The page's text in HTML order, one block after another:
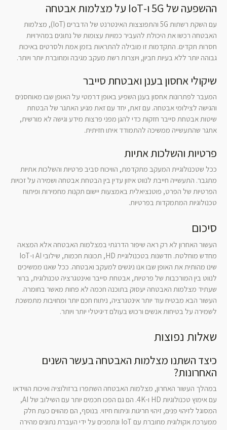
ההשפעה של 5G ו-IoT על מצלמות אבטחה
עם השקת רשתות 5G והתפוצצות האינטרנט של הדברים (IoT), מצלמות
האבטחה רכשו את היכולת להעביר כמויות עצומות של נתונים במהירויות
חסרות תקדים. התקדמות זו מובילה להתראות בזמן אמת ולסרטים באיכות
גבוהה יותר ללא בעיות חביון, ויוצרות רשת מעקב מגיבה ומחוברת יותר ויותר.
שיקולי אחסון בענן ואבטחת סייבר
המעבר לפתרונות אחסון בענן השפיע באופן דרמטי על האופן שבו מאוחסנים
והגישה לצילומי אבטחה. עם זאת, יחד עם זאת מגיע האתגר של הבטחת
שיטות אבטחת סייבר חזקות כדי להגן מפני פרצות מידע וגישה לא מורשית,
אתגר שהתעשייה ממשיכה להתמודד איתו חזיתית.
פרטיות והשלכות אתיות
ככל שטכנולוגיית המעקב מתקדמת, הוויכוח סביב פרטיות והשלכות אתיות
מתגבר. התעשייה חייבת לנווט איזון עדין בין הבטחת אבטחה ושמירה על זכויות
הפרטיות של הפרט, פוטנציאלית באמצעות יישום תקנות מחמירות ופיתוח
טכנולוגיות המתמקדות בפרטיות.
סיכום
העשור האחרון לא רק ראה שיפור הדרגתי במצלמות האבטחה אלא המצאה
מחדש מוחלטת. חדשנות בטכנולוגיית HD, תכונות חכמות, שילובי AI ו-IoT
שינו מהותית את האופן שבו אנו ניגשים למעקב ואבטחה. ככל שאנו ממשיכים
לנווט בין המורכבות של פרטיות, אבטחת סייבר ואינטגרציה טכנולוגית, ברור
שעתיד מצלמות האבטחה יעסוק בתוכנה חכמה לא פחות מאשר בחומרה.
העשור הבא מבטיח עוד יותר אינטגרציה, ניתוח חכם יותר ומחויבות מתמשכת
לשמירה על בטיחות אנשים ורכוש בעולם דיגיטלי יותר ויותר.
שאלות נפוצות
כיצד השתנו מצלמות האבטחה בעשר השנים
האחרונות?
במהלך העשור האחרון, מצלמות האבטחה השתפרו ברזולוציה ואיכות הווידאו
עם אימוץ טכנולוגיות HD ו-4K. הם גם הפכו חכמים יותר עם השילוב של AI,
המסוגל לזיהוי פנים, זיהוי חריגות וניתוח חיזוי. בנוסף, הם מהווים כעת חלק
ממערכת אקולוגית מחוברת עם IoT ונתמכים על ידי העברת נתונים מהירה